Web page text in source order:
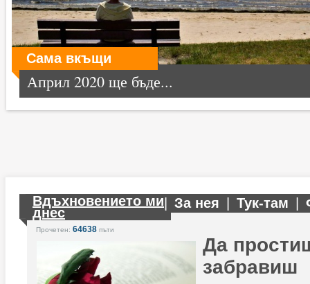
Сама вкъщи
Април 2020 ще бъде...
Вдъхновението ми
днес
За нея Тук-там
Прочетен: 64638 пъти
Да
забравиш